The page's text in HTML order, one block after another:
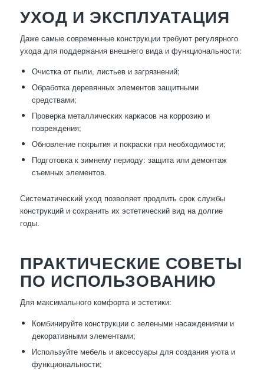
УХОД И ЭКСПЛУАТАЦИЯ
Даже самые современные конструкции требуют регулярного
ухода для поддержания внешнего вида и функциональности:
Очистка от пыли, листьев и загрязнений;
Обработка деревянных элементов защитными
средствами;
Проверка металлических каркасов на коррозию и
повреждения;
Обновление покрытия и покраски при необходимости;
Подготовка к зимнему периоду: защита или демонтаж
съемных элементов.
Систематический уход позволяет продлить срок службы
конструкций и сохранить их эстетический вид на долгие
годы.
ПРАКТИЧЕСКИЕ СОВЕТЫ
ПО ИСПОЛЬЗОВАНИЮ
Для максимального комфорта и эстетики:
Комбинируйте конструкции с зелеными насаждениями и
декоративными элементами;
Используйте мебель и аксессуары для создания уюта и
функциональности;